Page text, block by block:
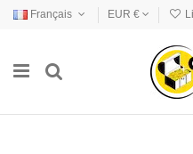
Français EUR €